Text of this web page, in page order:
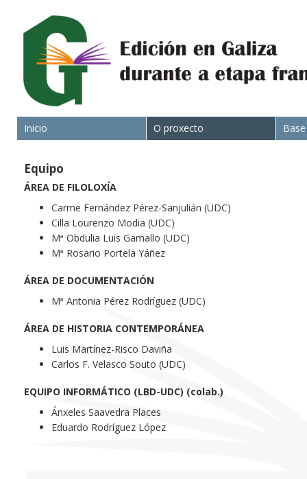
Inicio O proxecto
Equipo
ÁREA DE FILOLOXÍA
Carme Fernández Pérez-Sanjulián (UDC)
Cilla Lourenzo Modia (UDC)
Mª Obdulia Luis Gamallo (UDC)
Mª Rosario Portela Yáñez
ÁREA DE DOCUMENTACIÓN
Mª Antonia Pérez Rodríguez (UDC)
ÁREA DE HISTORIA CONTEMPORÁNEA
Luis Martínez-Risco Daviña
Carlos F. Velasco Souto (UDC)
EQUIPO INFORMÁTICO (LBD-UDC) (colab.)
Ánxeles Saavedra Places
Eduardo Rodríguez López